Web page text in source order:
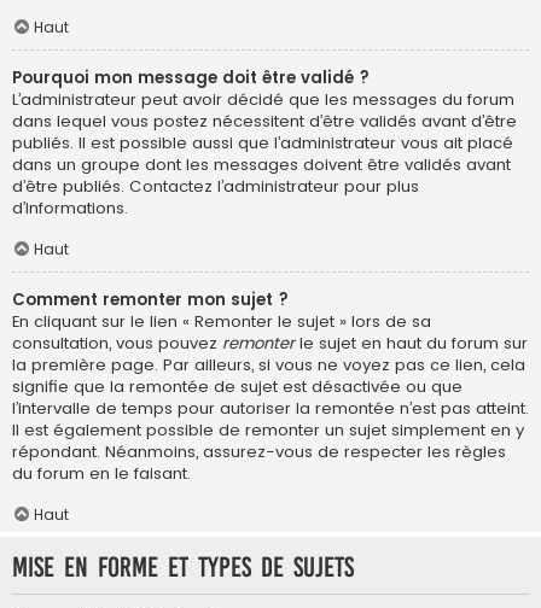
Haut
Pourquoi mon message doit être validé ?
L’administrateur peut avoir décidé que les messages du forum
dans lequel vous postez nécessitent d’être validés avant d’être
publiés. Il est possible aussi que l’administrateur vous ait placé
dans un groupe dont les messages doivent être validés avant
d’être publiés. Contactez l’administrateur pour plus
d’informations.
Haut
Comment remonter mon sujet ?
En cliquant sur le lien « Remonter le sujet » lors de sa
consultation, vous pouvez remonterle sujet en haut du forum sur
la première page. Par ailleurs, si vous ne voyez pas ce lien, cela
signifie que la remontée de sujet est désactivée ou que
l’intervalle de temps pour autoriser la remontée n’est pas atteint.
Il est également possible de remonter un sujet simplement en y
répondant. Néanmoins, assurez-vous de respecter les règles
du forum en le faisant.
Haut
Mise en forme et types de sujets